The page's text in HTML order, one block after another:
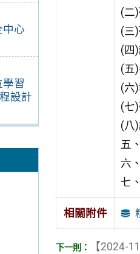
中心
學習
設計
(二
(三
(四
(五
(六
(七
(八
五
六
七
相關附件
【2024-